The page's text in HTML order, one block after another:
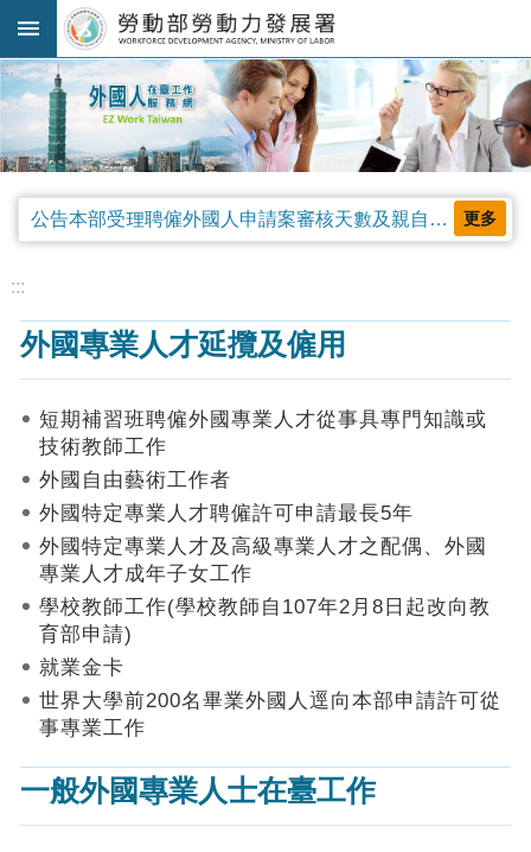
跳到主要內容區塊
進
階
搜
尋
規
公
告
及
釋
查
作
申
及
工
:::
公告本部受理聘僱外國人申請案審核天數及親自領件相關事項，並自中華民國115年4月13日生效。 更多
:::
外國專業人才延攬及僱用
短期補習班聘僱外國專業人才從事具專門知識或
技術教師工作
外國自由藝術工作者
外國特定專業人才聘僱許可申請最長5年
外國特定專業人才及高級專業人才之配偶、外國
專業人才成年子女工作
學校教師工作(學校教師自107年2月8日起改向教
育部申請)
就業金卡
世界大學前200名畢業外國人逕向本部申請許可從
事專業工作
一般外國專業人士在臺工作